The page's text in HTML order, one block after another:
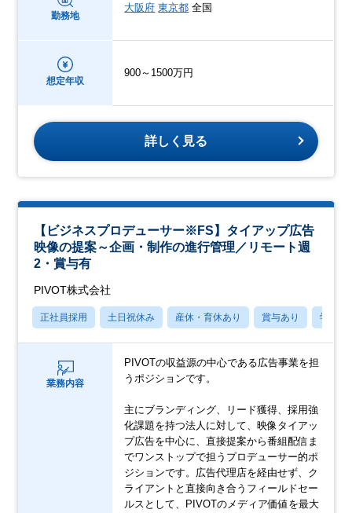
勤務地
大阪府 東京都 全国
想定年収
900～1500万円
詳しく見る
【ビジネスプロデューサー※FS】タイアップ広告
映像の提案～企画・制作の進行管理／リモート週
2・賞与有
PIVOT株式会社
正社員採用 土日祝休み 産休・育休あり 賞与あり 学歴不
業務内容
PIVOTの収益源の中心である広告事業を担
うポジションです。
主にブランディング、リード獲得、採用強
化課題を持つ法人に対して、映像タイアッ
プ広告を中心に、直接提案から番組配信ま
でワンストップで担うプロデューサー的ポ
ジションです。広告代理店を経由せず、ク
ライアントと直接向き合うフィールドセー
ルスとして、PIVOTのメディア価値を最大